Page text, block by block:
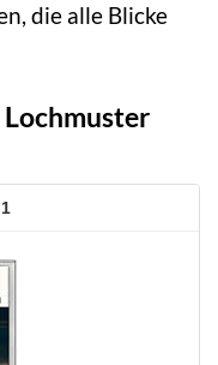
die alle Blicke
1